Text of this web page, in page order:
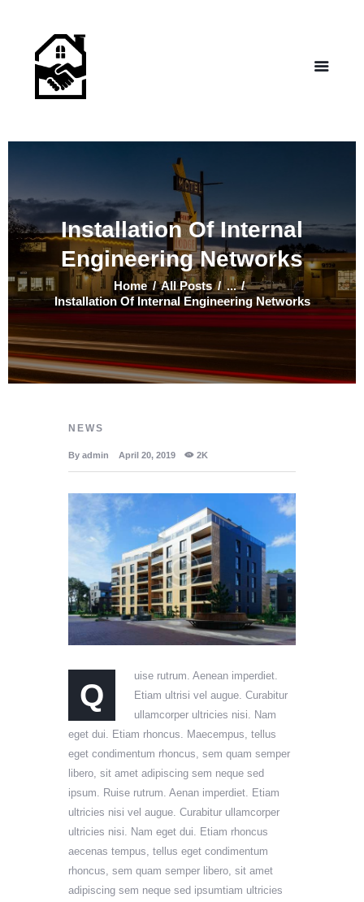
Installation Of Internal
Engineering Networks
Home All Posts
...
Installation Of Internal Engineering Networks
– Helping those in need find affordable housing
Testimonials
About Us
Contact Us
NEWS
By admin April 20, 2019 2K
Q
uise rutrum. Aenean imperdiet.
Etiam ultrisi vel augue. Curabitur
ullamcorper ultricies nisi. Nam
eget dui. Etiam rhoncus. Maecempus, tellus
eget condimentum rhoncus, sem quam semper
libero, sit amet adipiscing sem neque sed
ipsum. Ruise rutrum. Aenan imperdiet. Etiam
ultricies nisi vel augue. Curabitur ullamcorper
ultricies nisi. Nam eget dui. Etiam rhoncus
aecenas tempus, tellus eget condimentum
rhoncus, sem quam semper libero, sit amet
adipiscing sem neque sed ipsumtiam ultricies